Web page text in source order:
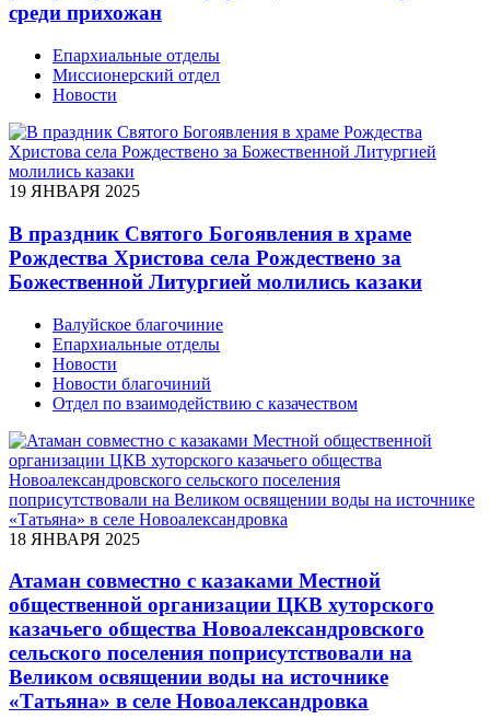
среди прихожан
Епархиальные отделы
Миссионерский отдел
Новости
19 ЯНВАРЯ 2025
В праздник Святого Богоявления в храме
Рождества Христова села Рождествено за
Божественной Литургией молились казаки
Валуйское благочиние
Епархиальные отделы
Новости
Новости благочиний
Отдел по взаимодействию с казачеством
18 ЯНВАРЯ 2025
Атаман совместно с казаками Местной
общественной организации ЦКВ хуторского
казачьего общества Новоалександровского
сельского поселения поприсутствовали на
Великом освящении воды на источнике
«Татьяна» в селе Новоалександровка